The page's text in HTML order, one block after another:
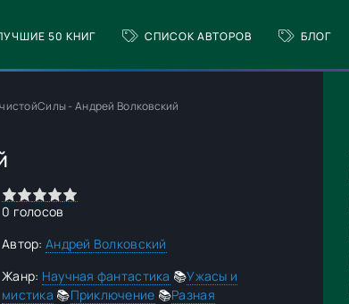
50 КНИГ СПИСОК АВТОРОВ БЛОГ
- Андрей Волковский
0 голосов
Автор: Андрей Волковский
Жанр: Научная фантастика 📚Ужасы и
мистика 📚Приключение 📚Разная